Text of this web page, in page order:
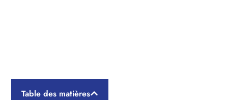
Table des matières